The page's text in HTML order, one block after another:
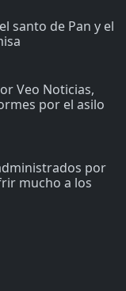
santo de Pan y el
Veo Noticias,
por el asilo
por
mucho a los